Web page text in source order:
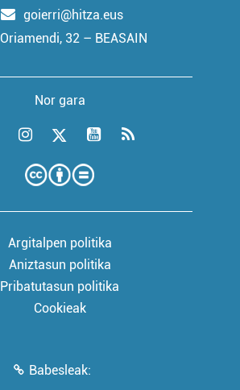
goierri@hitza.eus
Oriamendi, 32 – BEASAIN
Nor gara
Argitalpen politika
Aniztasun politika
Pribatutasun politika
Cookieak
Babesleak: